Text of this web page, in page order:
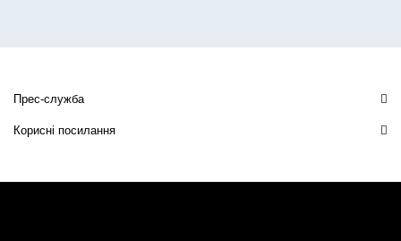
Прес-служба
Корисні посилання